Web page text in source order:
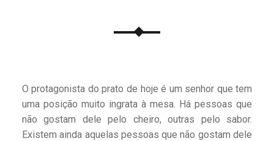
O protagonista do prato de hoje é um senhor que tem
uma posição muito ingrata à mesa. Há pessoas que
não gostam dele pelo cheiro, outras pelo sabor.
Existem ainda aquelas pessoas que não gostam dele